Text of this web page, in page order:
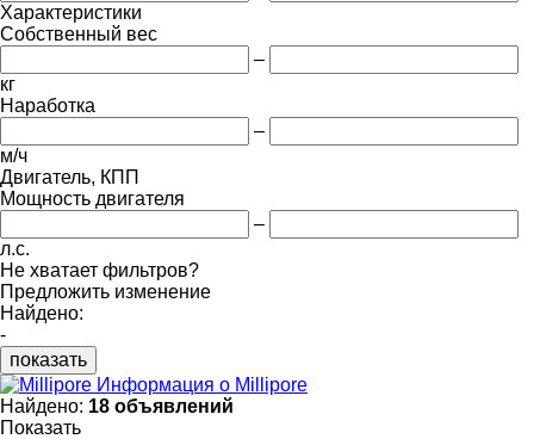
Характеристики
Собственный вес
–
кг
Наработка
–
м/ч
Двигатель, КПП
Мощность двигателя
–
л.с.
Не хватает фильтров?
Предложить изменение
Найдено:
-
показать
Информация о Millipore
Найдено: 18 объявлений
Показать